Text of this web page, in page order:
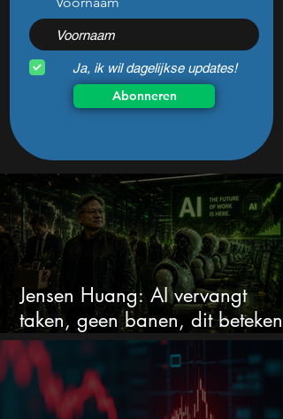
Ja, ik wil dagelijkse updates!
Abonneren
Jensen Huang: AI vervangt
taken, geen banen, dit betekent
het voor AI-aandelen